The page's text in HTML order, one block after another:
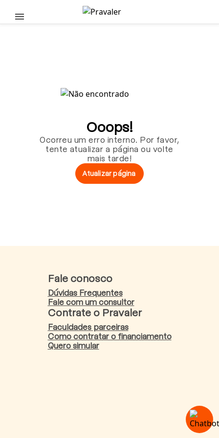
Pular para o conteúdo principal
Ooops!
Ocorreu um erro interno. Por favor,
tente atualizar a página ou volte
mais tarde!
Atualizar página
Fale conosco
Dúvidas Frequentes
Fale com um consultor
Contrate o Pravaler
Faculdades parceiras
Como contratar o financiamento
Quero simular